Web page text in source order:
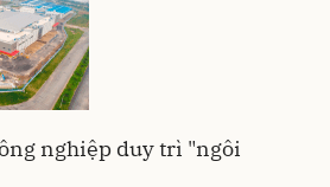
nghiệp duy trì "ngôi